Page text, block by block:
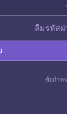
ลืมรหัสผ่
ข้อกำห